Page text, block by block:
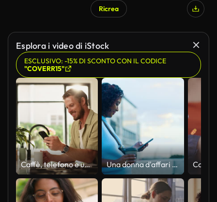
Ricrea
Esplora i video di iStock
ESCLUSIVO: -15% DI SCONTO CON IL CODICE
"COVERR15"
Caffè, telefono e uomo in cucina a casa per networking, connettività o scorrimento dei social media. Mattina, tecnologia e persona maschile con cappuccino e navigazione su app mobile con cellulare in casa Una donna d'affari sulla terrazza di un edificio commerciale che aziona il suo telefono cellulare con un sorriso sul viso.Un giovane dirigente d'ufficio africano che respira con un caffè dopo un lungo turno faticoso.